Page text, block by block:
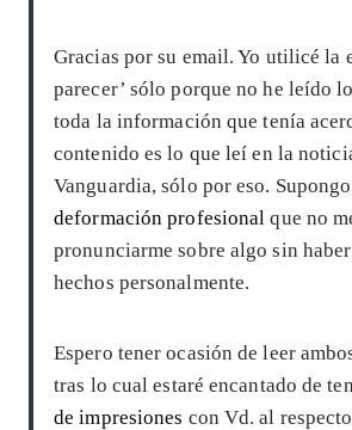
Gracias por su email. Yo utilicé la
parecer’ sólo porque no he leído
toda la información que tenía
contenido es lo que leí en la
Vanguardia, sólo por eso.
deformación profesionalque no
pronunciarme sobre algo sin
hechos personalmente.
Espero tener ocasión de leer
tras lo cual estaré encantado de
de impresiones con Vd. al